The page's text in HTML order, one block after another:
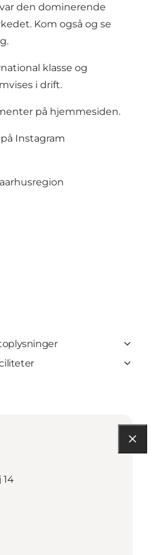
den dominerende
Kom også og se
klasse og
i drift.
på hjemmesiden.
Instagram